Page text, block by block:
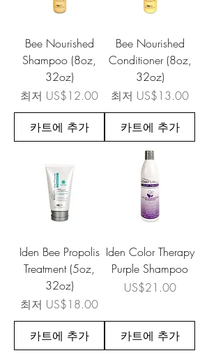
Bee Nourished
Shampoo (8oz,
32oz)
최저 US$12.00
할인가
카트에 추가
Bee Nourished
Conditioner (8oz,
32oz)
최저 US$13.00
할인가
카트에 추가
Iden Bee Propolis
Treatment (5oz,
32oz)
최저 US$18.00
할인가
카트에 추가
Iden Color Therapy
Purple Shampoo
가격
US$21.00
카트에 추가